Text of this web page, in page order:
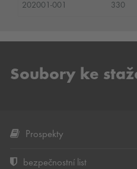
202001-001 330
Soubory ke
Prospekty
bezpečnostní list